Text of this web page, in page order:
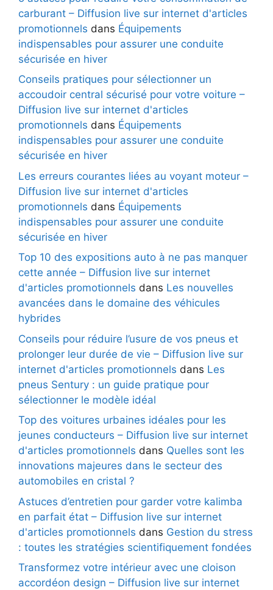
carburant – Diffusion live sur internet d'articles
promotionnels dans Équipements
indispensables pour assurer une conduite
sécurisée en hiver
Conseils pratiques pour sélectionner un
accoudoir central sécurisé pour votre voiture –
Diffusion live sur internet d'articles
promotionnels dans Équipements
indispensables pour assurer une conduite
sécurisée en hiver
Les erreurs courantes liées au voyant moteur –
Diffusion live sur internet d'articles
promotionnels dans Équipements
indispensables pour assurer une conduite
sécurisée en hiver
Top 10 des expositions auto à ne pas manquer
cette année – Diffusion live sur internet
d'articles promotionnels dans Les nouvelles
avancées dans le domaine des véhicules
hybrides
Conseils pour réduire l’usure de vos pneus et
prolonger leur durée de vie – Diffusion live sur
internet d'articles promotionnels dans Les
pneus Sentury : un guide pratique pour
sélectionner le modèle idéal
Top des voitures urbaines idéales pour les
jeunes conducteurs – Diffusion live sur internet
d'articles promotionnels dans Quelles sont les
innovations majeures dans le secteur des
automobiles en cristal ?
Astuces d’entretien pour garder votre kalimba
en parfait état – Diffusion live sur internet
d'articles promotionnels dans Gestion du stress
: toutes les stratégies scientifiquement fondées
Transformez votre intérieur avec une cloison
accordéon design – Diffusion live sur internet